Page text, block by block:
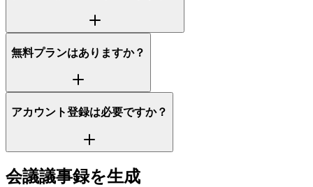
無料プランはありますか？
アカウント登録は必要ですか？
会議議事録を生成